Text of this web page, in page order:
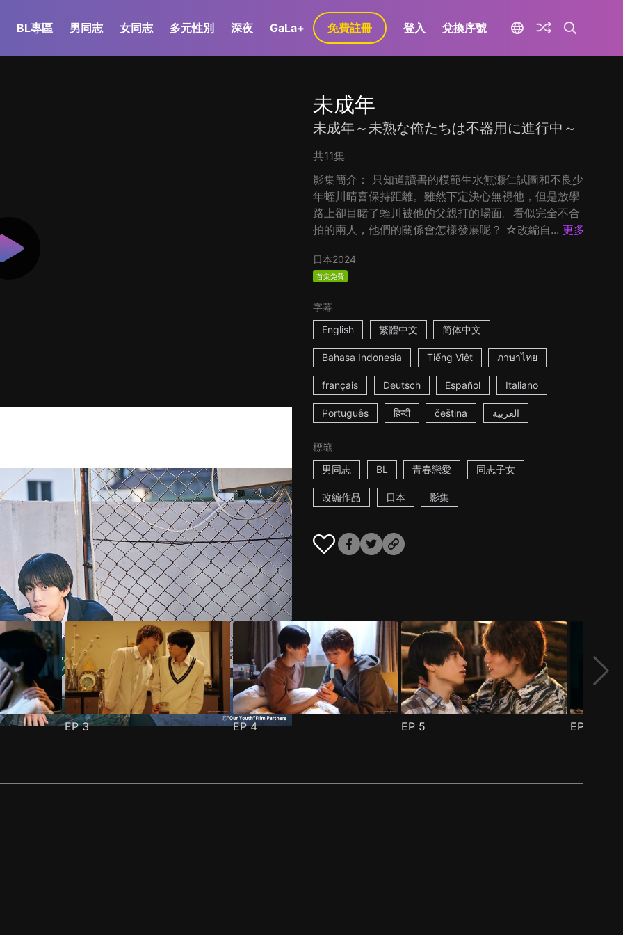
BL專區 男同志 女同志 多元性別 深夜 GaLa+ 免費註冊 登入 兌換序號
未成年
未成年～未熟な俺たちは不器用に進行中～
共11集
影集簡介： 只知道讀書的模範生水無瀬仁試圖和不良少
年蛭川晴喜保持距離。雖然下定決心無視他，但是放學
路上卻目睹了蛭川被他的父親打的場面。看似完全不合
拍的兩人，他們的關係會怎樣發展呢？ ☆改編自... 更多
日本2024
首集免費
字幕
English
繁體中文 简体中文
Bahasa Indonesia Tiếng Việt ภาษาไทย
français Deutsch Español Italiano
Português हिन्दी čeština العربية
標籤
男同志
BL 青春戀愛 同志子女
改編作品 日本 影集
EP3 EP4 EP 5 EP